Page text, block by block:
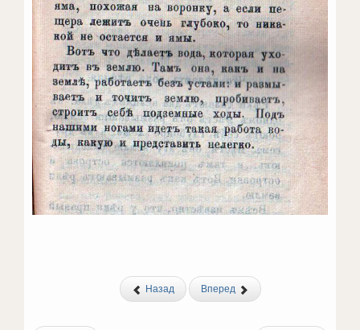
Назад Вперед